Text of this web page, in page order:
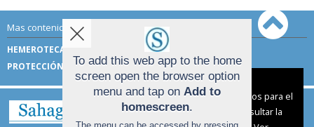
Mas contenido de Sahagún Digital:
HEMEROTECA
TÉRMINOS DE USO
PROTECCIÓN DE DATOSTo add this web app to the home
screen open the browser option
menu and tap on Add to
homescreen.
Aviso sobre el Uso de cookies:
Utilizamos cookies nuestras y de terceros para el
funcionamiento del digital. Puedes consultar la